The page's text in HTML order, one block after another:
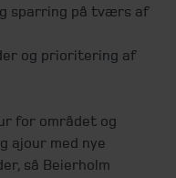
sparring på tværs af
og prioritering af
for området og
ajour med nye
så Beierholm